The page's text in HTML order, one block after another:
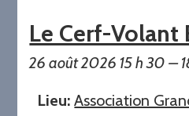
Le Cerf-Volant
26 août 2026 15 h 30 –
Lieu: Association